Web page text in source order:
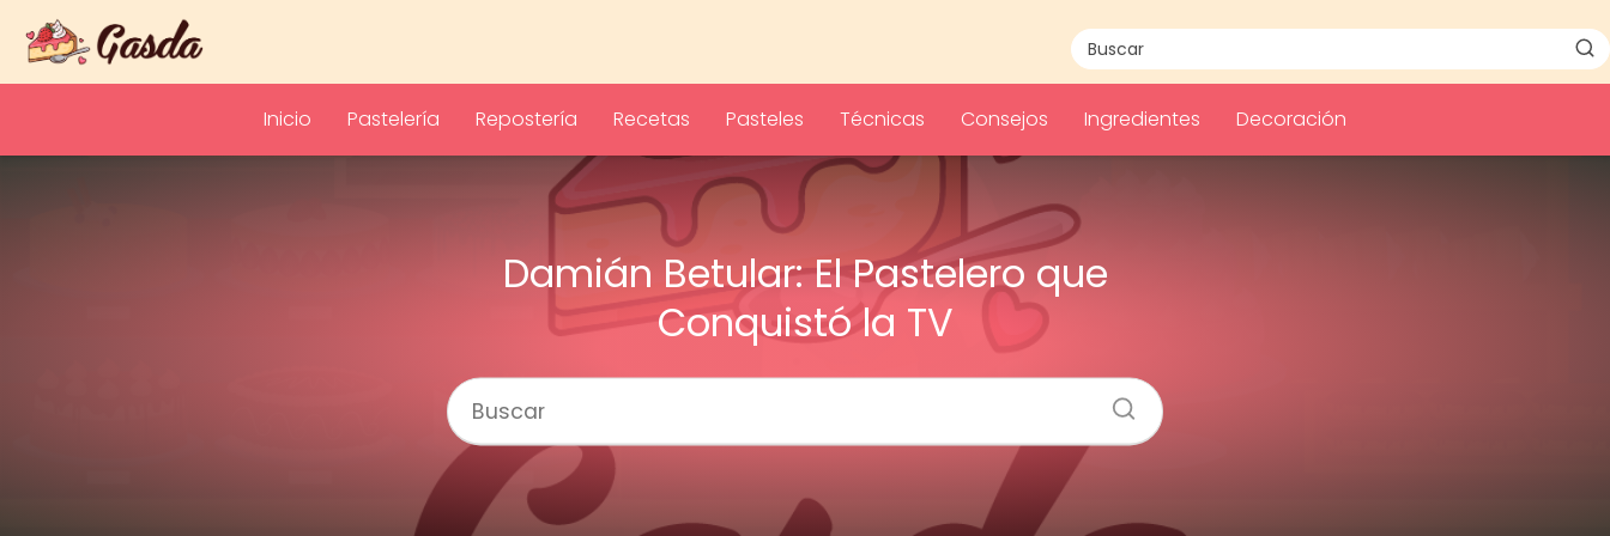
Inicio Pastelería Repostería Recetas Pasteles Técnicas Consejos Ingredientes Decoración
Damián Betular: El Pastelero que
Conquistó la TV